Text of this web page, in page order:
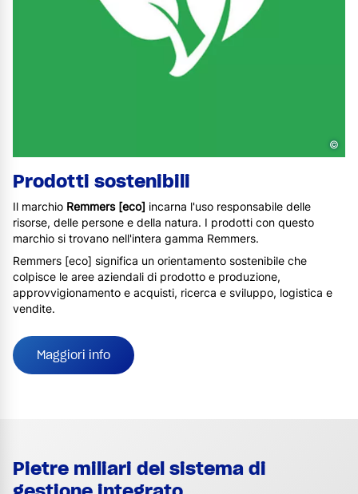
Prodotti sostenibili
Il marchio Remmers [eco] incarna l'uso responsabile delle
risorse, delle persone e della natura. I prodotti con questo
marchio si trovano nell'intera gamma Remmers.
Remmers [eco] significa un orientamento sostenibile che
colpisce le aree aziendali di prodotto e produzione,
approvvigionamento e acquisti, ricerca e sviluppo, logistica e
vendite.
Maggiori info
©
Pietre miliari del sistema di